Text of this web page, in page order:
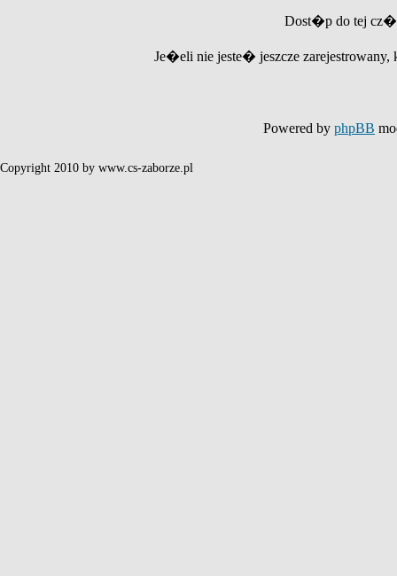
Dost�p do tej
Je�eli nie jeste� jeszcze
Powered by phpBB
Copyright 2010 by www.cs-zaborze.pl